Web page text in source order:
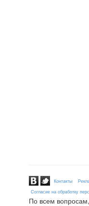
Контакты
Согласие на обработку
По всем